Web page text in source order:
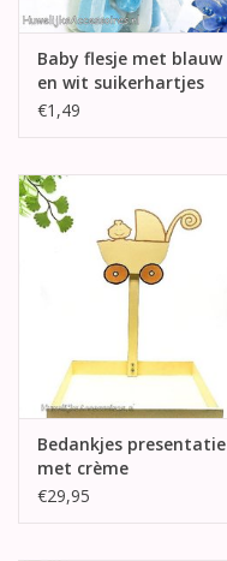
Baby flesje met blauw
en wit suikerhartjes
€1,49
Bedankjes presentatie
met crème
kinderwagen
€29,95